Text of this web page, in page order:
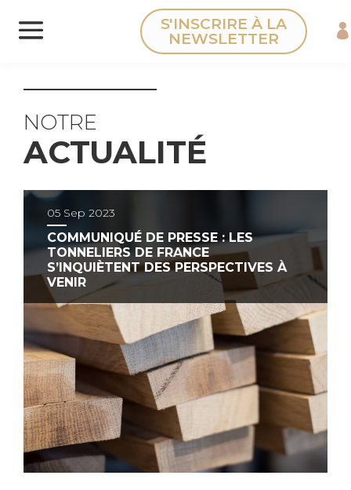
Panneau de gestion des cookies
S'INSCRIRE À LA
NEWSLETTER
NOTRE
ACTUALITÉ
05 Sep 2023
COMMUNIQUÉ DE PRESSE : LES
TONNELIERS DE FRANCE
S’INQUIÈTENT DES PERSPECTIVES À
VENIR